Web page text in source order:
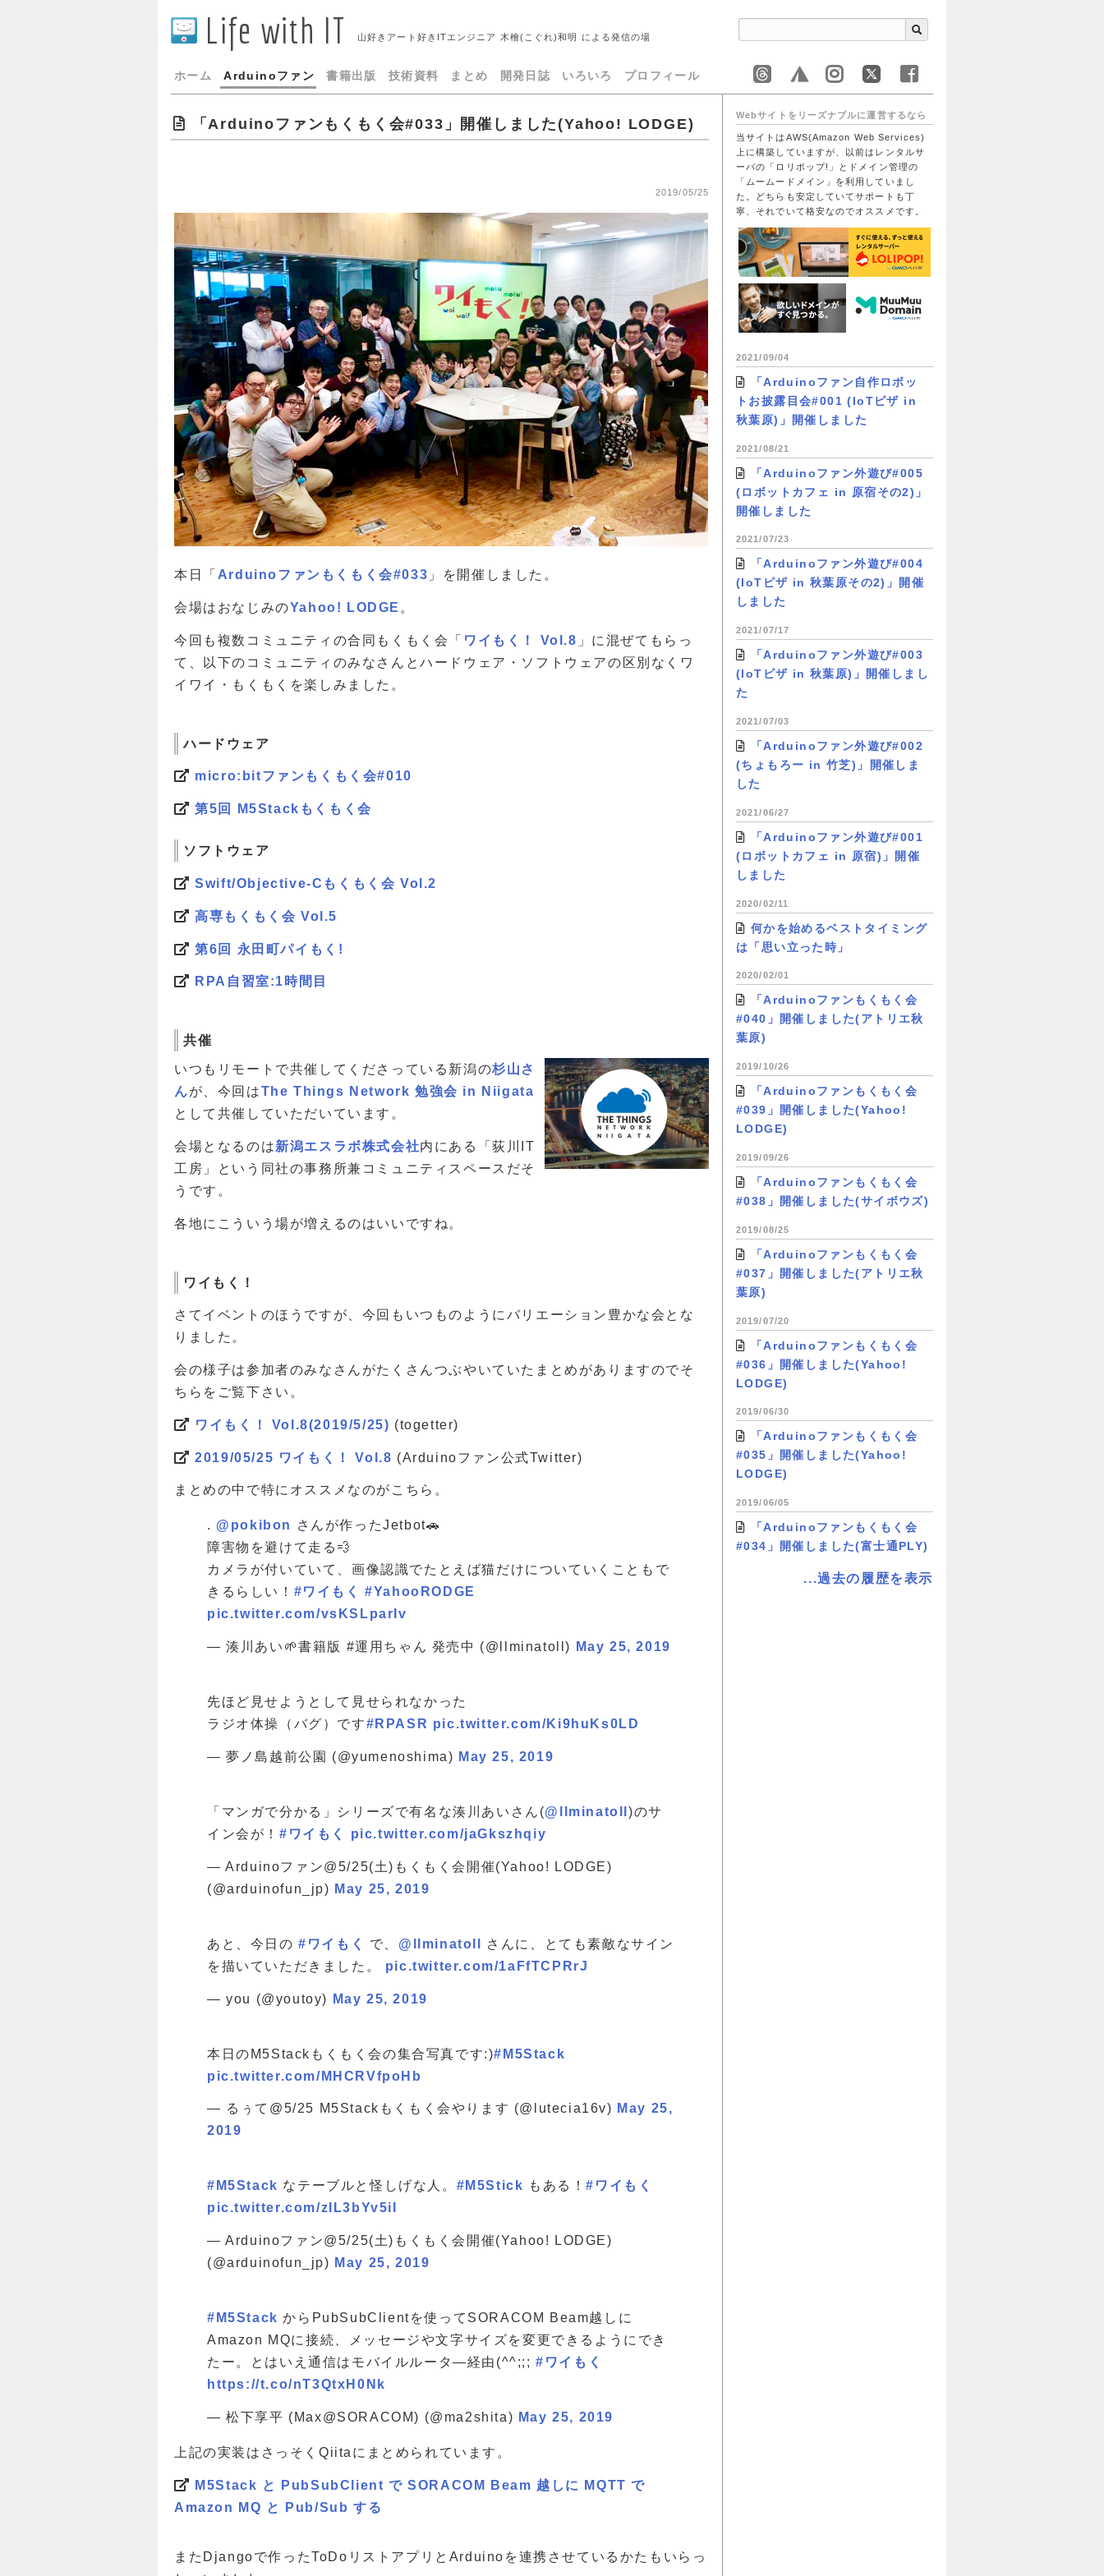
Life with IT 山好きアート好きITエンジニア 木檜(こぐれ)和明 による発信の場
ホーム Arduinoファン 書籍出版 技術資料 まとめ 開発日誌 いろいろ プロフィール
「Arduinoファンもくもく会#033」開催しました(Yahoo! LODGE)
2019/05/25
本日「 Arduinoファンもくもく会#033 」を開催しました。
会場はおなじみのYahoo! LODGE 。
今回も複数コミュニティの合同もくもく会「 ワイもく！ Vol.8 」に混ぜてもらっ
て、以下のコミュニティのみなさんとハードウェア・ソフトウェアの区別なくワ
イワイ・もくもくを楽しみました。
ハードウェア
micro:bitファンもくもく会#010
第5回 M5Stackもくもく会
ソフトウェア
Swift/Objective-Cもくもく会 Vol.2
高専もくもく会 Vol.5
第6回 永田町パイもく!
RPA自習室:1時間目
共催
いつもリモートで共催してくださっている新潟の杉山さ
んが、今回はThe Things Network 勉強会 in Niigata
として共催していただいています。
会場となるのは新潟エスラボ株式会社内にある「荻川IT
工房」という同社の事務所兼コミュニティスペースだそ
うです。
各地にこういう場が増えるのはいいですね。
ワイもく！
さてイベントのほうですが、今回もいつものようにバリエーション豊かな会とな
りました。
会の様子は参加者のみなさんがたくさんつぶやいていたまとめがありますのでそ
ちらをご覧下さい。
ワイもく！ Vol.8(2019/5/25) (togetter)
2019/05/25 ワイもく！ Vol.8 (Arduinoファン公式Twitter)
まとめの中で特にオススメなのがこちら。
. @pokibon
さんが作ったJetbot🚗
障害物を避けて走る💨
カメラが付いていて、画像認識でたとえば猫だけについていくこともで
きるらしい！ #ワイもく
#YahooRODGE
pic.twitter.com/vsKSLparIv
— 湊川あい🌱書籍版 #運用ちゃん 発売中 (@llminatoll) May 25, 2019
先ほど見せようとして見せられなかった
ラジオ体操（バグ）です#RPASR pic.twitter.com/Ki9huKs0LD
— 夢ノ島越前公園 (@yumenoshima) May 25, 2019
「マンガで分かる」シリーズで有名な湊川あいさん(@llminatoll)のサ
イン会が！ #ワイもく pic.twitter.com/jaGkszhqiy
— Arduinoファン@5/25(土)もくもく会開催(Yahoo! LODGE)
(@arduinofun_jp) May 25, 2019
あと、今日の#ワイもく で、 @llminatoll
さんに、とても素敵なサイン
を描いていただきました。 pic.twitter.com/1aFfTCPRrJ
— you (@youtoy) May 25, 2019
本日のM5Stackもくもく会の集合写真です:)#M5Stack
pic.twitter.com/MHCRVfpoHb
— るぅて@5/25 M5Stackもくもく会やります (@lutecia16v) May 25,
2019
#M5Stack なテーブルと怪しげな人。 #M5Stick もある！#ワイもく
pic.twitter.com/zIL3bYv5iI
— Arduinoファン@5/25(土)もくもく会開催(Yahoo! LODGE)
(@arduinofun_jp) May 25, 2019
#M5Stack からPubSubClientを使ってSORACOM Beam越しに
Amazon MQに接続、メッセージや文字サイズを変更できるようにでき
たー。とはいえ通信はモバイルルータ―経由(^^;;;#ワイもく
https://t.co/nT3QtxH0Nk
— 松下享平 (Max@SORACOM) (@ma2shita) May 25, 2019
上記の実装はさっそくQiitaにまとめられています。
M5Stack と PubSubClient で SORACOM Beam 越しに MQTT で
Amazon MQ と Pub/Sub する
またDjangoで作ったToDoリストアプリとArduinoを連携させているかたもいらっ
Webサイトをリーズナブルに運営するなら
当サイトはAWS(Amazon Web Services)
上に構築していますが、以前はレンタルサ
ーバの「ロリポップ!」とドメイン管理の
「ムームードメイン」を利用していまし
た。どちらも安定していてサポートも丁
寧、それでいて格安なのでオススメです。
2021/09/04
「Arduinoファン自作ロボッ
トお披露目会#001 (IoTピザ in
秋葉原)」開催しました
2021/08/21
「Arduinoファン外遊び#005
(ロボットカフェ in 原宿その2)」
開催しました
2021/07/23
「Arduinoファン外遊び#004
(IoTピザ in 秋葉原その2)」開催
しました
2021/07/17
「Arduinoファン外遊び#003
(IoTピザ in 秋葉原)」開催しまし
た
2021/07/03
「Arduinoファン外遊び#002
(ちょもろー in 竹芝)」開催しま
した
2021/06/27
「Arduinoファン外遊び#001
(ロボットカフェ in 原宿)」開催
しました
2020/02/11
何かを始めるベストタイミング
は「思い立った時」
2020/02/01
「Arduinoファンもくもく会
#040」開催しました(アトリエ秋
葉原)
2019/10/26
「Arduinoファンもくもく会
#039」開催しました(Yahoo!
LODGE)
2019/09/26
「Arduinoファンもくもく会
#038」開催しました(サイボウズ)
2019/08/25
「Arduinoファンもくもく会
#037」開催しました(アトリエ秋
葉原)
2019/07/20
「Arduinoファンもくもく会
#036」開催しました(Yahoo!
LODGE)
2019/06/30
「Arduinoファンもくもく会
#035」開催しました(Yahoo!
LODGE)
2019/06/05
「Arduinoファンもくもく会
#034」開催しました(富士通PLY)
...過去の履歴を表示